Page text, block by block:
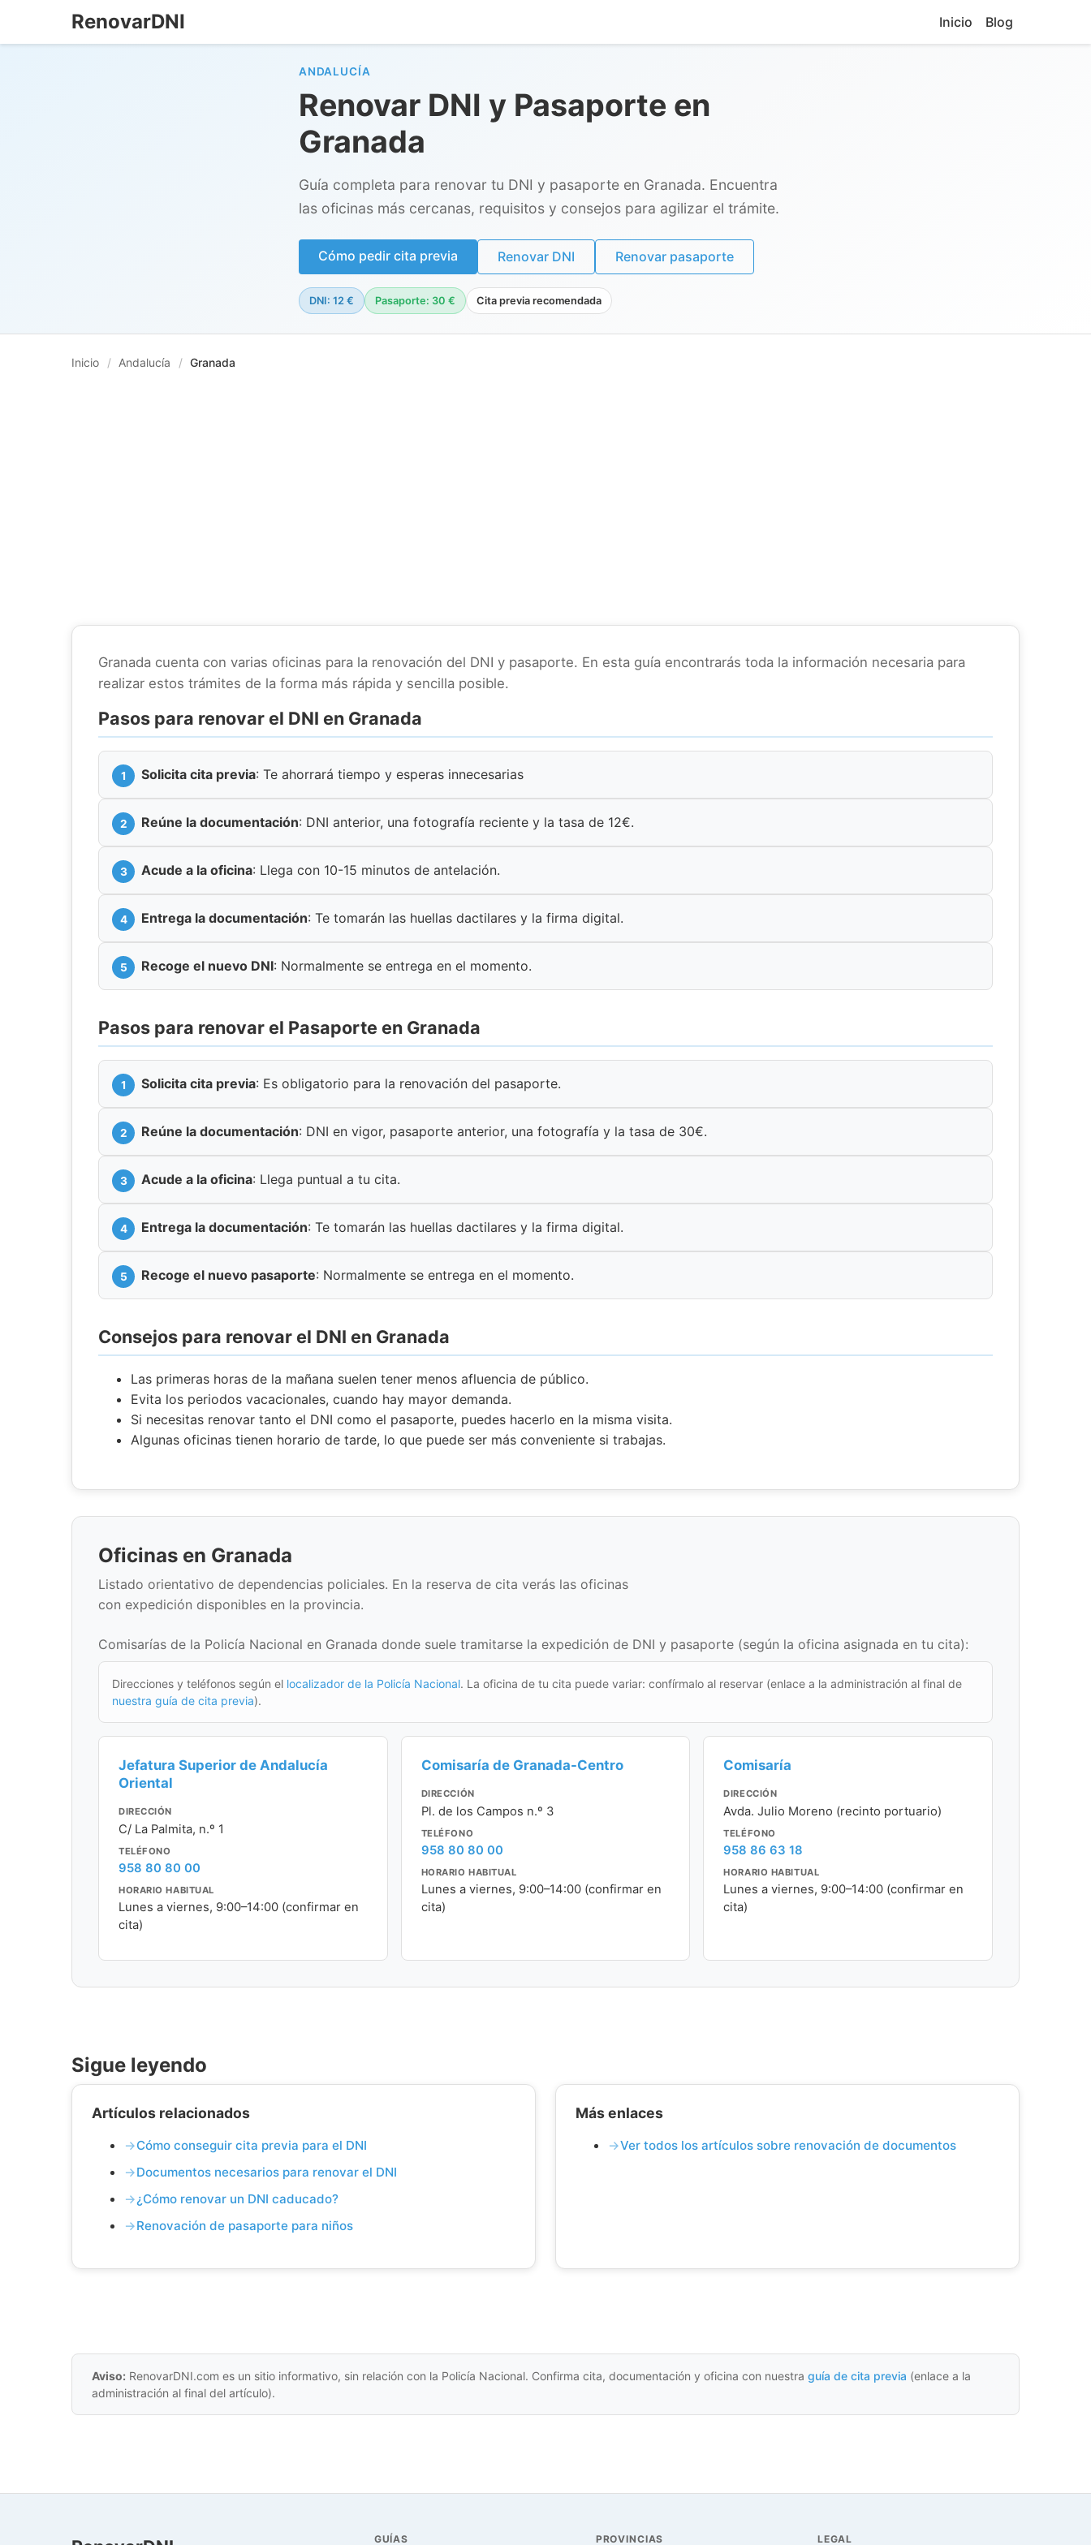
RenovarDNI Inicio Blog
ANDALUCÍA
Renovar DNI y Pasaporte en
Granada
Guía completa para renovar tu DNI y pasaporte en Granada. Encuentra
las oficinas más cercanas, requisitos y consejos para agilizar el trámite.
Cómo pedir cita previa Renovar DNI Renovar pasaporte
DNI: 12 € Pasaporte: 30 € Cita previa recomendada
Inicio / Andalucía / Granada
Granada cuenta con varias oficinas para la renovación del DNI y pasaporte. En esta guía encontrarás toda la información necesaria para
realizar estos trámites de la forma más rápida y sencilla posible.
Pasos para renovar el DNI en Granada
Solicita cita previa: Te ahorrará tiempo y esperas innecesarias
Reúne la documentación: DNI anterior, una fotografía reciente y la tasa de 12€.
Acude a la oficina: Llega con 10-15 minutos de antelación.
Entrega la documentación: Te tomarán las huellas dactilares y la firma digital.
Recoge el nuevo DNI: Normalmente se entrega en el momento.
Pasos para renovar el Pasaporte en Granada
Solicita cita previa: Es obligatorio para la renovación del pasaporte.
Reúne la documentación: DNI en vigor, pasaporte anterior, una fotografía y la tasa de 30€.
Acude a la oficina: Llega puntual a tu cita.
Entrega la documentación: Te tomarán las huellas dactilares y la firma digital.
Recoge el nuevo pasaporte: Normalmente se entrega en el momento.
Consejos para renovar el DNI en Granada
Las primeras horas de la mañana suelen tener menos afluencia de público.
Evita los periodos vacacionales, cuando hay mayor demanda.
Si necesitas renovar tanto el DNI como el pasaporte, puedes hacerlo en la misma visita.
Algunas oficinas tienen horario de tarde, lo que puede ser más conveniente si trabajas.
Oficinas en Granada
Listado orientativo de dependencias policiales. En la reserva de cita verás las oficinas
con expedición disponibles en la provincia.
Comisarías de la Policía Nacional en Granada donde suele tramitarse la expedición de DNI y pasaporte (según la oficina asignada en tu cita):
Direcciones y teléfonos según el localizador de la Policía Nacional. La oficina de tu cita puede variar: confírmalo al reservar (enlace a la administración al final de
nuestra guía de cita previa).
Jefatura Superior de Andalucía
Oriental
DIRECCIÓN
C/ La Palmita, n.º 1
TELÉFONO
958 80 80 00
HORARIO HABITUAL
Lunes a viernes, 9:00–14:00 (confirmar en
cita)
Comisaría de Granada-Centro
DIRECCIÓN
Pl. de los Campos n.º 3
TELÉFONO
958 80 80 00
HORARIO HABITUAL
Lunes a viernes, 9:00–14:00 (confirmar en
cita)
Comisaría
DIRECCIÓN
Avda. Julio Moreno (recinto portuario)
TELÉFONO
958 86 63 18
HORARIO HABITUAL
Lunes a viernes, 9:00–14:00 (confirmar en
cita)
Sigue leyendo
Artículos relacionados
Cómo conseguir cita previa para el DNI
Documentos necesarios para renovar el DNI
¿Cómo renovar un DNI caducado?
Renovación de pasaporte para niños
Más enlaces
Ver todos los artículos sobre renovación de documentos
Aviso: RenovarDNI.com es un sitio informativo, sin relación con la Policía Nacional. Confirma cita, documentación y oficina con nuestra guía de cita previa (enlace a la
administración al final del artículo).
GUÍAS PROVINCIAS LEGAL